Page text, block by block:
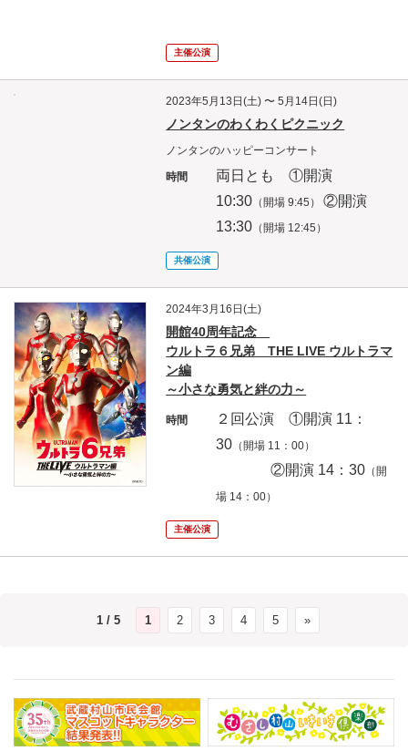
主催公演
2023年5月13日(土) 〜 5月14日(日)
ノンタンのわくわくピクニック
ノンタンのハッピーコンサート
時間
両日とも ①開演
10:30 （開場 9:45）②開演
13:30 （開場 12:45）
共催公演
2024年3月16日(土)
開館40周年記念
ウルトラ６兄弟 THE LIVE ウルトラマ
ン編
～小さな勇気と絆の力～
時間
２回公演 ①開演 11：
30 （開場 11：00）
②開演 14：30 （開
場 14：00）
主催公演
1 / 5 1 2 3 4 5 »